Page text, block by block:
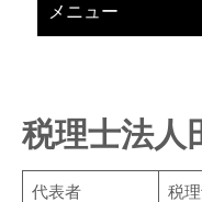
メニュー
税理士法人
代表者 税